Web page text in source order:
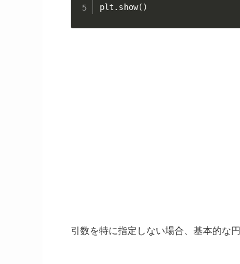
plt . show( )
引数を特に指定しない場合、基本的な